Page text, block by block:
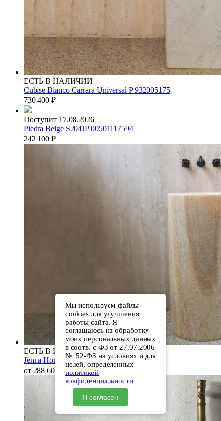
ЕСТЬ В НАЛИЧИИ
Cubise Bianco Carrara Universal P 932005175
730 400 ₽
Поступит 17.08.2026
Piedra Beige S204JP 00501117594
242 100 ₽
ЕСТЬ В НАЛИЧИИ
Jenna Honey Onyx
от 288 600
Мы используем файлы
cookies для улучшения
работы сайта. Я
соглашаюсь на обработку
моих персональных данных
в соотв. с ФЗ от 27.07.2006
№152-ФЗ на условиях и для
целей, определенных
политикой
конфиденциальности
Я согласен